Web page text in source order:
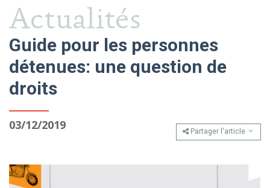
Actualités
Guide pour les personnes
détenues: une question de
droits
03/12/2019 Partager l'article